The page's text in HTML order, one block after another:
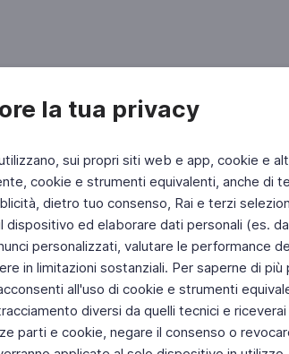
la tua privacy
sui propri siti web e app, cookie e
cookie e strumenti equivalenti, anche di
dietro tuo consenso, Rai e terzi
dispositivo ed elaborare dati personali (es.
personalizzati, valutare le performance
in limitazioni sostanziali. Per saperne di più
all'uso di cookie e strumenti
diversi da quelli tecnici e
parti e cookie, negare il consenso o
Fai di Televideo